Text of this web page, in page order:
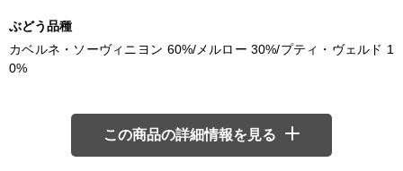
ぶどう品種
カベルネ・ソーヴィニヨン 60%/メルロー 30%/プティ・ヴェルド 1
0%
この商品の詳細情報を見る